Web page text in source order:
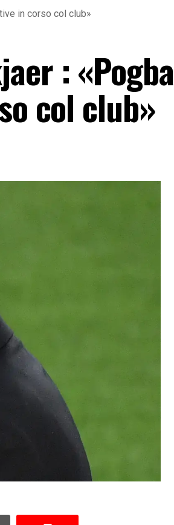
in corso col club»
: «Pogba
col club»